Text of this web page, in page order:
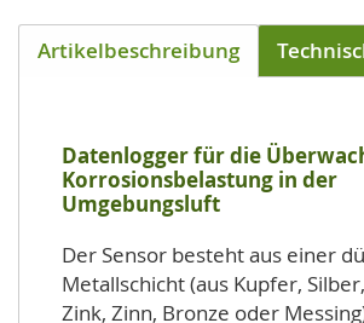
Artikelbeschreibung
Datenlogger für die
Korrosionsbelastung in der
Umgebungsluft
Der Sensor besteht aus einer
Metallschicht (aus Kupfer,
Zink, Zinn, Bronze oder